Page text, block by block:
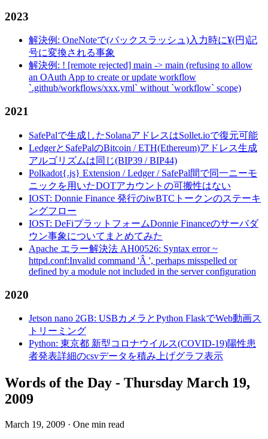
2023
解決例: OneNoteで(バックスラッシュ)入力時に¥(円)記
号に変換される事象
解決例: ! [remote rejected] main -> main (refusing to allow
an OAuth App to create or update workflow
`.github/workflows/xxx.yml` without `workflow` scope)
2021
SafePalで生成したSolanaアドレスはSollet.ioで復元可能
LedgerとSafePalのBitcoin / ETH(Ethereum)アドレス生成
アルゴリズムは同じ(BIP39 / BIP44)
Polkadot{.js} Extension / Ledger / SafePal間で同一ニーモ
ニックを用いたDOTアカウントの可搬性はない
IOST: Donnie Finance 発行のiwBTCトークンのステーキ
ングフロー
IOST: DeFiプラットフォームDonnie Financeのサーバダ
ウン事象についてまとめてみた
Apache エラー解決法 AH00526: Syntax error ~
httpd.conf:Invalid command 'Â ', perhaps misspelled or
defined by a module not included in the server configuration
2020
Jetson nano 2GB: USBカメラとPython FlaskでWeb動画ス
トリーミング
Python: 東京都 新型コロナウイルス(COVID-19)陽性患
者発表詳細のcsvデータを積み上げグラフ表示
Words of the Day - Thursday March 19,
2009
March 19, 2009 · One min read